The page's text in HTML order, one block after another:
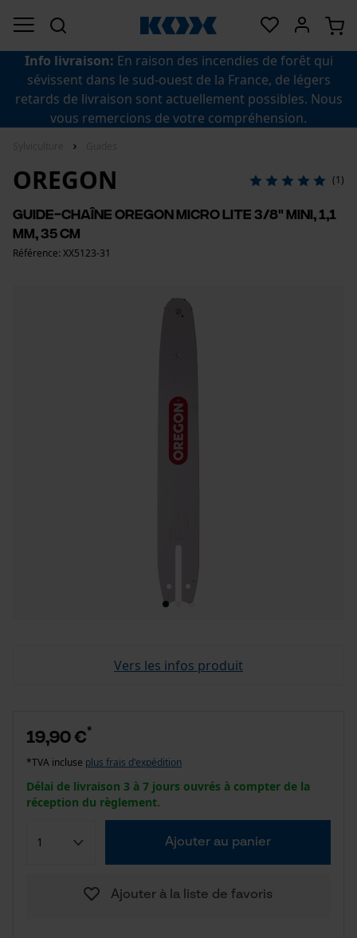
Info livraison: En raison des incendies de forêt qui
sévissent dans le sud-ouest de la France, de légers
retards de livraison sont actuellement possibles. Nous
vous remercions de votre compréhension.
OREGON (1)
Guide-chaîne Oregon Micro Lite 3/8" mini, 1,1
mm, 35 cm
Référence: XX5123-31
Vers les infos produit
19,90 €*
*TVA incluse plus frais d'expédition
Délai de livraison 3 à 7 jours ouvrés à compter de la
réception du règlement.
Ajouter au panier
Ajouter à la liste de favoris